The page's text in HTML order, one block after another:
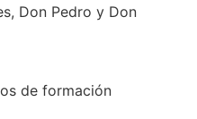
Don Pedro y Don
de formación